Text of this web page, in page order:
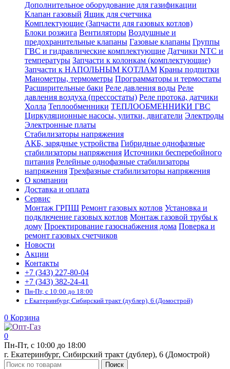
Дополнительное оборудование для газификации
Клапан газовый Ящик для счетчика
Комплектующие (Запчасти для газовых котлов)
Блоки розжига Вентиляторы Воздушные и
предохранительные клапаны Газовые клапаны Группы
ГВС и гидравлические комплектующие Датчики NTC и
температуры Запчасти к колонкам (комплектующие)
Запчасти к НАПОЛЬНЫМ КОТЛАМ Краны подпитки
Манометры, термометры Программаторы и термостаты
Расширительные баки Реле давления воды Реле
давления воздуха (прессостаты) Реле протока, датчики
Холла Теплообменники ТЕПЛООБМЕННИКИ ГВС
Циркуляционные насосы, улитки, двигатели Электроды
Электронные платы
Стабилизаторы напряжения
АКБ, зарядные устройства Гибридные однофазные
стабилизаторы напряжения Источники бесперебойного
питания Релейные однофазные стабилизаторы
напряжения Трехфазные стабилизаторы напряжения
О компании
Доставка и оплата
Сервис
Монтаж ГРПШ Ремонт газовых котлов Установка и
подключение газовых котлов Монтаж газовой трубы к
дому Проектирование газоснабжения дома Поверка и
ремонт газовых счетчиков
Новости
Акции
Контакты
+7 (343) 227-80-04
+7 (343) 382-24-41
Пн-Пт, с 10:00 до 18:00
г. Екатеринбург, Сибирский тракт (дублер), 6 (Домострой)
0 Корзина
0
Пн-Пт, с 10:00 до 18:00
г. Екатеринбург, Сибирский тракт (дублер), 6 (Домострой)
Поиск